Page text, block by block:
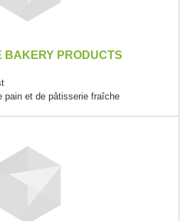
BAKERY PRODUCTS
pain et de pâtisserie fraîche